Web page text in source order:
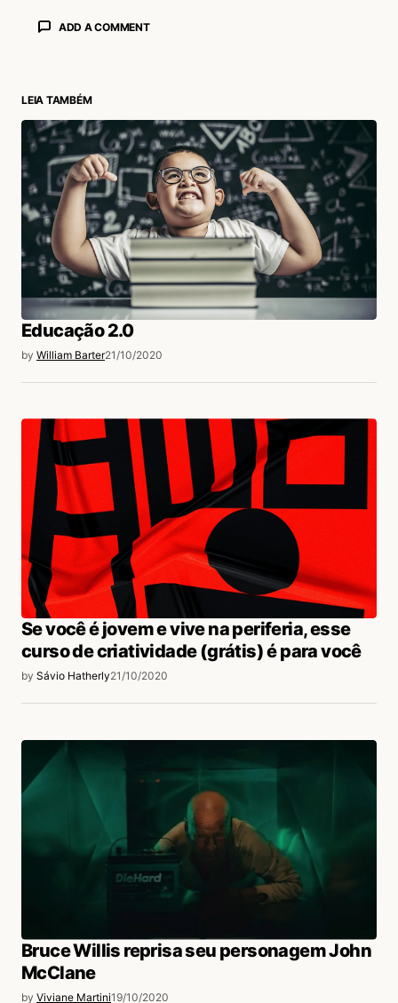
ADD A COMMENT
LEIA TAMBÉM
Educação 2.0
by William Barter21/10/2020
Se você é jovem e vive na periferia, esse
curso de criatividade (grátis) é para você
by Sávio Hatherly21/10/2020
Bruce Willis reprisa seu personagem John
McClane
by Viviane Martini19/10/2020